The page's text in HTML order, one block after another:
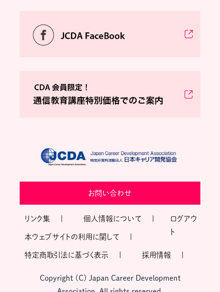
お問い合わせ
リンク集 個人情報について
本ウェブサイトの利用に関して
特定商取引法に基づく表示 採用情報
ログアウ
ト
Copyright (C) Japan Career Development